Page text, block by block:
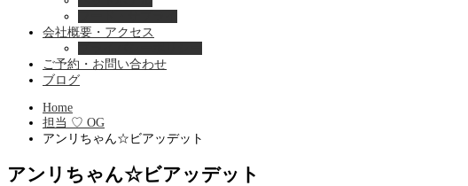
会社概要・アクセス
ご予約・お問い合わせ
ブログ
Home
担当 ♡ OG
アンリちゃん☆ビアッデット
アンリちゃん☆ビアッデット